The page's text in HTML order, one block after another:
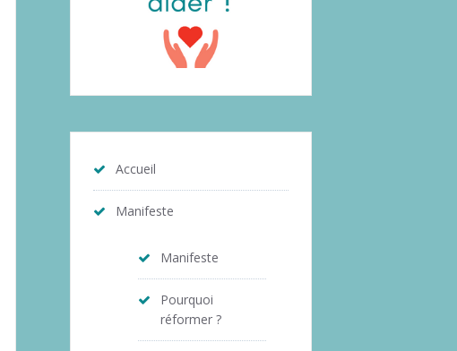
Accueil
Manifeste
Manifeste
Pourquoi
réformer ?